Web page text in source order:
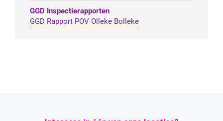
GGD Inspectierapporten
GGD Rapport POV Olleke Bolleke